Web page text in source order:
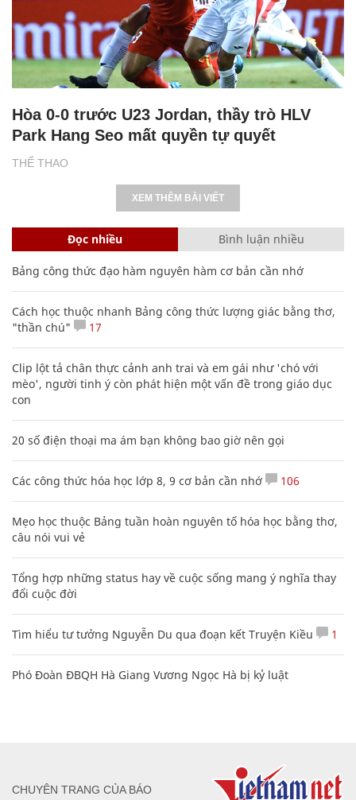
THỂ THAO
Hòa 0-0 trước U23 Jordan, thầy trò HLV
Park Hang Seo mất quyền tự quyết
XEM THÊM BÀI VIẾT
Đọc nhiều Bình luận nhiều
Bảng công thức đạo hàm nguyên hàm cơ bản cần nhớ
Cách học thuộc nhanh Bảng công thức lượng giác bằng thơ,
"thần chú"
17
Clip lột tả chân thực cảnh anh trai và em gái như 'chó với
mèo', người tinh ý còn phát hiện một vấn đề trong giáo dục
con
20 số điện thoại ma ám bạn không bao giờ nên gọi
Các công thức hóa học lớp 8, 9 cơ bản cần nhớ 106
Mẹo học thuộc Bảng tuần hoàn nguyên tố hóa học bằng thơ,
câu nói vui vẻ
Tổng hợp những status hay về cuộc sống mang ý nghĩa thay
đổi cuộc đời
Tìm hiểu tư tưởng Nguyễn Du qua đoạn kết Truyện Kiều 1
Phó Đoàn ĐBQH Hà Giang Vương Ngọc Hà bị kỷ luật
CHUYÊN TRANG CỦA BÁO